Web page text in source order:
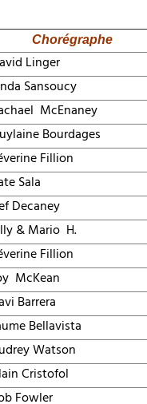
Linger
Sansoucy
McEnaney
Bourdages
Fillion
Sala
Decaney
& Mario H.
Fillion
McKean
Barrera
Bellavista
Watson
Cristofol
Fowler